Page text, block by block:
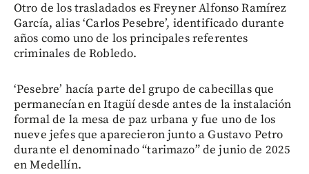
Otro de los trasladados es Freyner Alfonso Ramírez
García, alias ‘Carlos Pesebre’, identificado durante
años como uno de los principales referentes
criminales de Robledo.
‘Pesebre’ hacía parte del grupo de cabecillas que
permanecían en Itagüí desde antes de la instalación
formal de la mesa de paz urbana y fue uno de los
nueve jefes que aparecieron junto a Gustavo Petro
durante el denominado “tarimazo” de junio de 2025
en Medellín.